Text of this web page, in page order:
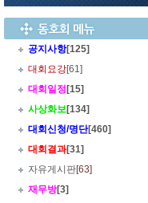
공지사항[125]
대회요강[61]
대회일정 [15]
사상화보[134]
대회신청/명단[460]
대회결과[31]
자유게시판[63]
재무방[3]